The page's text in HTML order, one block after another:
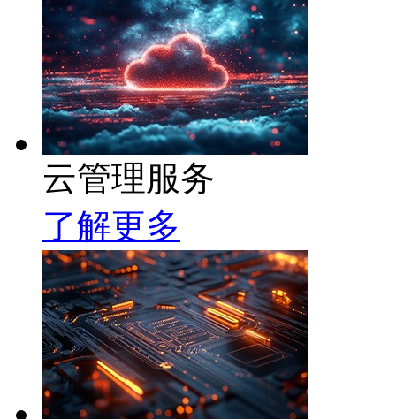
云管理服务
了解更多